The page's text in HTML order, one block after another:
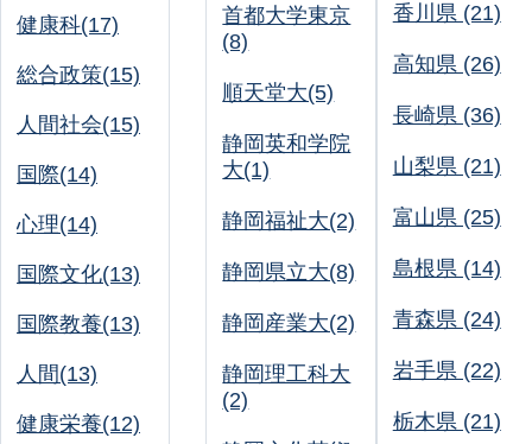
健康科(17)
総合政策(15)
人間社会(15)
国際(14)
心理(14)
国際文化(13)
国際教養(13)
人間(13)
健康栄養(12)
首都大学東京
(8)
順天堂大(5)
静岡英和学院
大(1)
静岡福祉大(2)
静岡県立大(8)
静岡産業大(2)
静岡理工科大
(2)
香川県 (21)
高知県 (26)
長崎県 (36)
山梨県 (21)
富山県 (25)
島根県 (14)
青森県 (24)
岩手県 (22)
栃木県 (21)